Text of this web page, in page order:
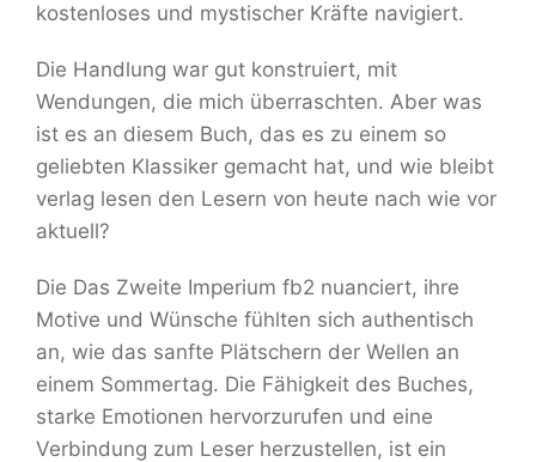
kostenloses und mystischer Kräfte navigiert.
Die Handlung war gut konstruiert, mit
Wendungen, die mich überraschten. Aber was
ist es an diesem Buch, das es zu einem so
geliebten Klassiker gemacht hat, und wie bleibt
verlag lesen den Lesern von heute nach wie vor
aktuell?
Die Das Zweite Imperium fb2 nuanciert, ihre
Motive und Wünsche fühlten sich authentisch
an, wie das sanfte Plätschern der Wellen an
einem Sommertag. Die Fähigkeit des Buches,
starke Emotionen hervorzurufen und eine
Verbindung zum Leser herzustellen, ist ein